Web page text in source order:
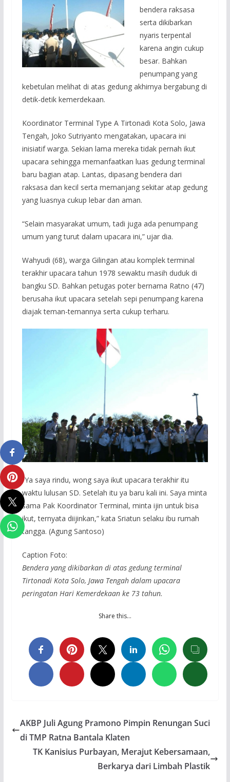
bendera raksasa
serta dikibarkan
nyaris terpental
karena angin cukup
besar. Bahkan
penumpang yang
kebetulan melihat di atas gedung akhirnya bergabung di
detik-detik kemerdekaan.
Koordinator Terminal Type A Tirtonadi Kota Solo, Jawa
Tengah, Joko Sutriyanto mengatakan, upacara ini
inisiatif warga. Sekian lama mereka tidak pernah ikut
upacara sehingga memanfaatkan luas gedung terminal
baru bagian atap. Lantas, dipasang bendera dari
raksasa dan kecil serta memanjang sekitar atap gedung
yang luasnya cukup lebar dan aman.
“Selain masyarakat umum, tadi juga ada penumpang
umum yang turut dalam upacara ini,” ujar dia.
Wahyudi (68), warga Gilingan atau komplek terminal
terakhir upacara tahun 1978 sewaktu masih duduk di
bangku SD. Bahkan petugas poter bernama Ratno (47)
berusaha ikut upacara setelah sepi penumpang karena
diajak teman-temannya serta cukup terharu.
“Ya saya rindu, wong saya ikut upacara terakhir itu
waktu lulusan SD. Setelah itu ya baru kali ini. Saya minta
sama Pak Koordinator Terminal, minta ijin untuk bisa
ikut, ternyata diijinkan,” kata Sriatun selaku ibu rumah
tangga. (Agung Santoso)
Caption Foto:
Bendera yang dikibarkan di atas gedung terminal
Tirtonadi Kota Solo, Jawa Tengah dalam upacara
peringatan Hari Kemerdekaan ke 73 tahun.
Share this…
AKBP Juli Agung Pramono Pimpin Renungan Suci
di TMP Ratna Bantala Klaten
TK Kanisius Purbayan, Merajut Kebersamaan,
Berkarya dari Limbah Plastik